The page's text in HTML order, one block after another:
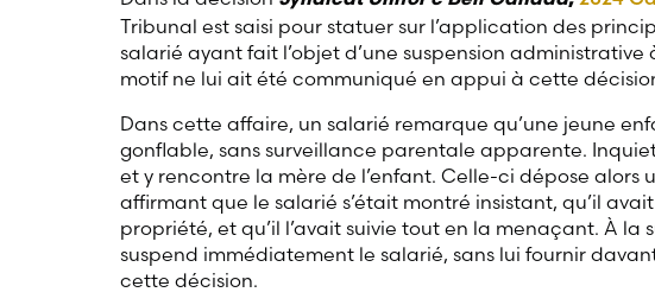
Tribunal est saisi pour statuer sur l’application des
salarié ayant fait l’objet d’une suspension administrative
motif ne lui ait été communiqué en appui à cette
Dans cette affaire, un salarié remarque qu’une jeune
gonflable, sans surveillance parentale apparente.
et y rencontre la mère de l’enfant. Celle-ci dépose alors
affirmant que le salarié s’était montré insistant, qu’il
propriété, et qu’il l’avait suivie tout en la menaçant. À la
suspend immédiatement le salarié, sans lui fournir
cette décision.